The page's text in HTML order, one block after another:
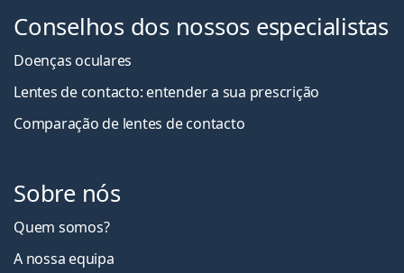
Conselhos dos nossos especialistas
Doenças oculares
Lentes de contacto: entender a sua prescrição
Comparação de lentes de contacto
Sobre nós
Quem somos?
A nossa equipa